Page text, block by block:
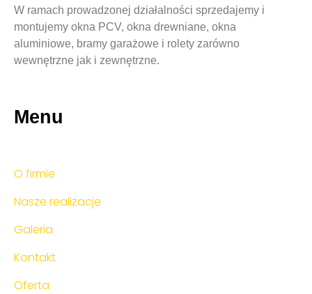
W ramach prowadzonej działalności sprzedajemy i
montujemy okna PCV, okna drewniane, okna
aluminiowe, bramy garażowe i rolety zarówno
wewnętrzne jak i zewnętrzne.
Menu
O firmie
Nasze realizacje
Galeria
Kontakt
Oferta